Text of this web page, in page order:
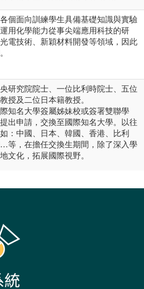
個面向訓練學生具備基礎知識與實驗
用化學能力從事尖端應用科技的研
電技術、新穎材料開發等領域，因此
研究院院士、一位比利時院士、五位
授及二位日本籍教授。
知名大學簽屬姊妹校或簽署雙聯學
出申請，交換至國際知名大學。以往
：中國、日本、韓國、香港、比利
等，在擔任交換生期間，除了深入學
文化，拓展國際視野。